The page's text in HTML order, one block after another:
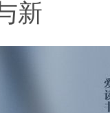
新